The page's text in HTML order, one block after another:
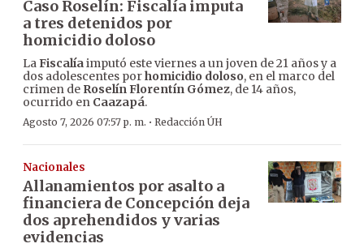
Caso Roselín: Fiscalía imputa
a tres detenidos por
homicidio doloso
LaFiscalíaimputó este viernes a un joven de 21 años y a
dos adolescentes porhomicidio doloso, en el marco del
crimen de Roselín Florentín Gómez, de 14 años,
ocurrido en Caazapá.
Agosto 7, 2026 07:57 p. m. · Redacción ÚH
Nacionales
Allanamientos por asalto a
financiera de Concepción deja
dos aprehendidos y varias
evidencias